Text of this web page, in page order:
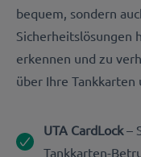
bequem, sondern
Sicherheitslösungen
erkennen und zu
über Ihre
UTA CardLock–
Tankkarten-